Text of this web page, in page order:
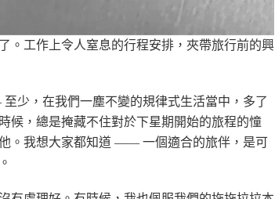
。工作上令人窒息的行程安排，夾帶旅行前的興
少，在我們一塵不變的規律式生活當中，多了
候，總是掩藏不住對於下星期開始的旅程的憧
。我想大家都知道 —— 一個適合的旅伴，是可